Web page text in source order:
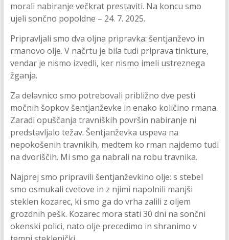
morali nabiranje večkrat prestaviti. Na koncu smo
ujeli sončno popoldne – 24. 7. 2025.
Pripravljali smo dva oljna pripravka: šentjanževo in
rmanovo olje. V načrtu je bila tudi priprava tinkture,
vendar je nismo izvedli, ker nismo imeli ustreznega
žganja.
Za delavnico smo potrebovali približno dve pesti
močnih šopkov šentjanževke in enako količino rmana.
Zaradi opuščanja travniških površin nabiranje ni
predstavljalo težav. Šentjanževka uspeva na
nepokošenih travnikih, medtem ko rman najdemo tudi
na dvoriščih. Mi smo ga nabrali na robu travnika.
Najprej smo pripravili šentjanževkino olje: s stebel
smo osmukali cvetove in z njimi napolnili manjši
steklen kozarec, ki smo ga do vrha zalili z oljem
grozdnih pešk. Kozarec mora stati 30 dni na sončni
okenski polici, nato olje precedimo in shranimo v